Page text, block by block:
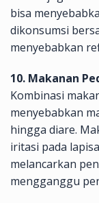
bisa
dikonsumsi
menyebabkan
10. Makanan
Kombinasi
menyebabkan
hingga diare.
iritasi pada
melancarkan
mengganggu